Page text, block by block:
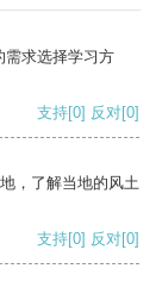
需求选择学习方
支持[0] 反对[0]
，了解当地的风土
支持[0] 反对[0]